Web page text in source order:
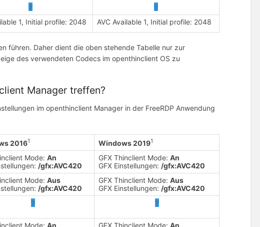
❔
❔
1, Initial profile: 2048 AVC Available 1, Initial profile: 2048
führen. Daher dient die oben stehende Tabelle nur zur
des verwendeten Codecs im openthinclient OS zu
Manager treffen?
im openthinclient Manager in der FreeRDP Anwendung
20161 Windows 20191
Mode:An
/gfx:AVC420
GFX Thinclient Mode:An
GFX Einstellungen:/gfx:AVC420
Mode:Aus
/gfx:AVC420
GFX Thinclient Mode:Aus
GFX Einstellungen:/gfx:AVC420
❔ ❔